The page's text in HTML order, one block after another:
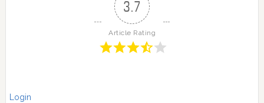
3.7
Article Rating
Login